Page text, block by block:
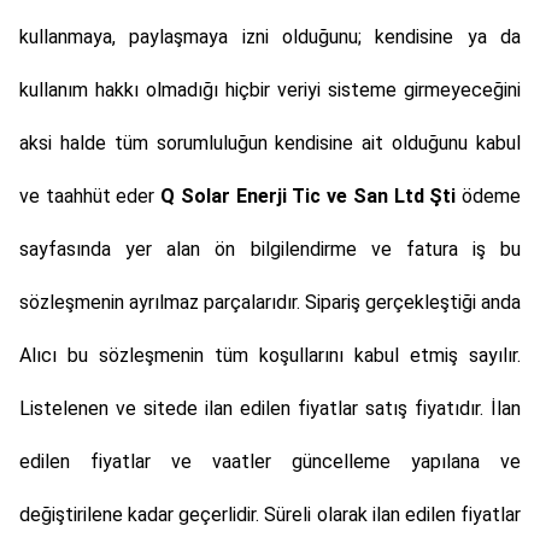
kullanmaya, paylaşmaya izni olduğunu; kendisine ya da
kullanım hakkı olmadığı hiçbir veriyi sisteme girmeyeceğini
aksi halde tüm sorumluluğun kendisine ait olduğunu kabul
ve taahhüt eder Q Solar Enerji Tic ve San Ltd Şti ödeme
sayfasında yer alan ön bilgilendirme ve fatura iş bu
sözleşmenin ayrılmaz parçalarıdır. Sipariş gerçekleştiği anda
Alıcı bu sözleşmenin tüm koşullarını kabul etmiş sayılır.
Listelenen ve sitede ilan edilen fiyatlar satış fiyatıdır. İlan
edilen fiyatlar ve vaatler güncelleme yapılana ve
değiştirilene kadar geçerlidir. Süreli olarak ilan edilen fiyatlar